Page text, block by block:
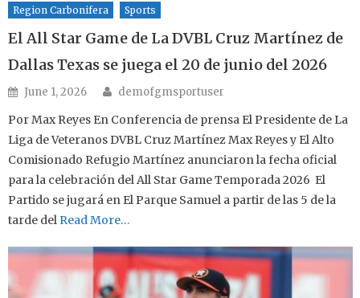
Region Carbonifera Sports
El All Star Game de La DVBL Cruz Martínez de
Dallas Texas se juega el 20 de junio del 2026
Posted on
June 1, 2026 Author
demofgmsportuser
Por Max Reyes En Conferencia de prensa El Presidente de La
Liga de Veteranos DVBL Cruz Martínez Max Reyes y El Alto
Comisionado Refugio Martínez anunciaron la fecha oficial
para la celebración del All Star Game Temporada 2026 El
Partido se jugará en El Parque Samuel a partir de las 5 de la
tarde del Read More…